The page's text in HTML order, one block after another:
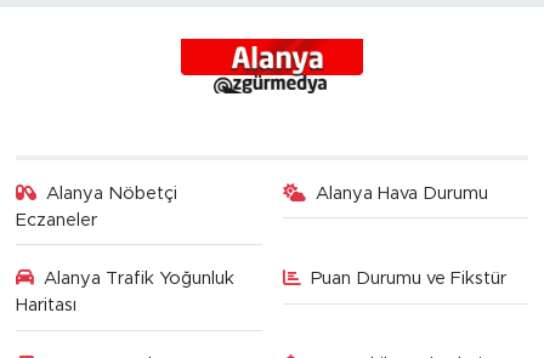
Alanya Nöbetçi
Eczaneler
Alanya Hava Durumu
Alanya Trafik Yoğunluk
Haritası
Puan Durumu ve Fikstür